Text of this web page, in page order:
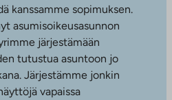
kanssamme sopimuksen.
asumisoikeusasunnon
järjestämään
tutustua asuntoon jo
Järjestämme jonkin
vapaissa